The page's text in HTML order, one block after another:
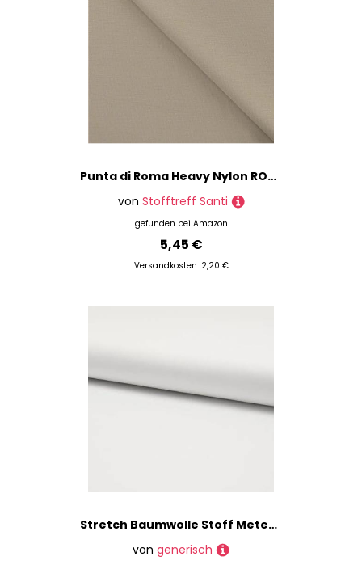
Punta di Roma Heavy Nylon ROMAN - 50cm - Breite 148cm dehnbarer Hosenstoff Bekleidungsstoff Mitelalterstoff Meterware (Sand)
von Stofftreff Santi
gefunden bei Amazon
5,45 €
Versandkosten: 2,20 €
Stretch Baumwolle Stoff Meterware - Popeline dehnbar, elastischer Hosenstoff, Baumwoll-Stretch Uni *Ab 50 cm, Farbe: 050 weiß
von generisch